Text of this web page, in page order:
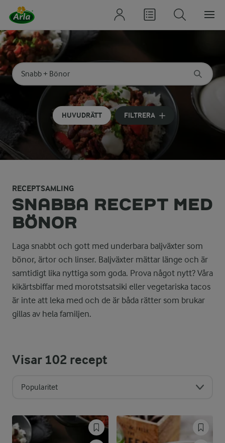
Sök på kategori eller ingrediens
Skriv in sökord för att få förslag
HUVUDRÄTT FILTRERA
RECEPTSAMLING
SNABBA RECEPT MED
BÖNOR
Laga snabbt och gott med underbara baljväxter som
bönor, ärtor och linser. Baljväxter mättar länge och är
samtidigt lika nyttiga som goda. Prova något nytt? Våra
kikärtsbiffar med morotstsatsiki eller vegetariska tacos
är inte att leka med och de är båda rätter som brukar
gillas av hela familjen.
Visar102 recept
Popularitet